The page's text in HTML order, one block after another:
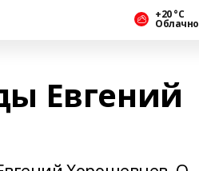
+20 °С
Облачно
Евгений